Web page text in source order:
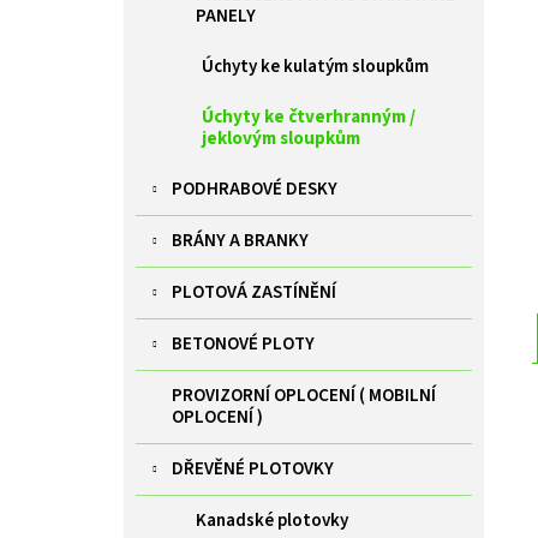
PANELY
Úchyty ke kulatým sloupkům
Úchyty ke čtverhranným /
jeklovým sloupkům
PODHRABOVÉ DESKY
BRÁNY A BRANKY
PLOTOVÁ ZASTÍNĚNÍ
BETONOVÉ PLOTY
PROVIZORNÍ OPLOCENÍ ( MOBILNÍ
OPLOCENÍ )
DŘEVĚNÉ PLOTOVKY
Kanadské plotovky
1094MM, SVAŘOVANÝ PANEL 2D, 50X200MM,
9 385 Kč